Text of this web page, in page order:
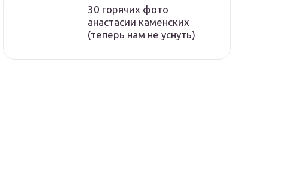
30 горячих фото
анастасии каменских
(теперь нам не уснуть)